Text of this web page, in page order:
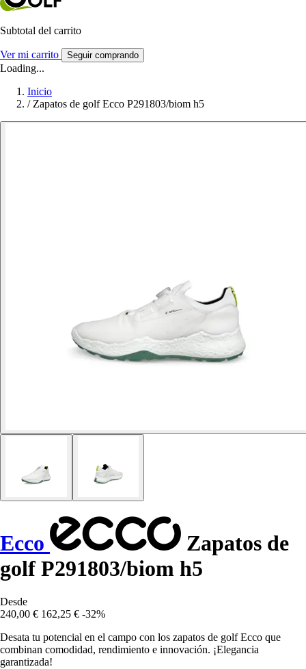
Subtotal del carrito
Ver mi carrito Seguir comprando
Loading...
Inicio
/ Zapatos de golf Ecco P291803/biom h5
Ecco
Zapatos de
golf P291803/biom h5
Desde
240,00 € 162,25 € -32%
Desata tu potencial en el campo con los zapatos de golf Ecco que
combinan comodidad, rendimiento e innovación. ¡Elegancia
garantizada!